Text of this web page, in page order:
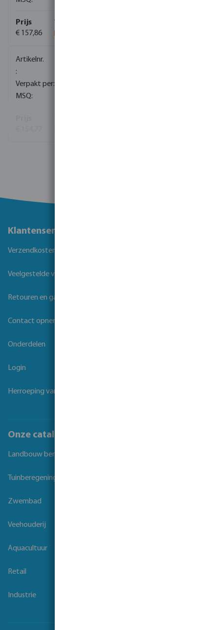
€ 157,86
Klantenservice
Verzendkosten
Veelgestelde vragen
Retouren en garantie
Contact opnemen
Onderdelen
Login
Herroeping van overeenkomst
Onze catalogi
Landbouw beregening
Tuinberegening
Zwembad
Veehouderij
Aquacultuur
Retail
Industrie